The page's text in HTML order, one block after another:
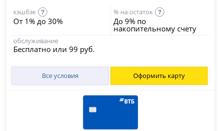
кэшбэк
?
От 1% до 30%
% на остаток ?
До 9% по
накопительному счету
обслуживание
Бесплатно или 99 руб.
Все условия Оформить карту